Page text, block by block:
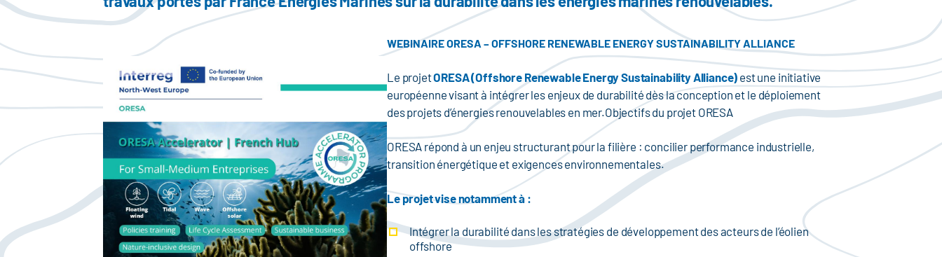
WEBINAIRE ORESA – OFFSHORE RENEWABLE ENERGY SUSTAINABILITY ALLIANCE
Le projetORESA (Offshore Renewable Energy Sustainability Alliance) est une initiative
européenne visant à intégrer les enjeux de durabilité dès la conception et le déploiement
des projets d’énergies renouvelables en mer.Objectifs du projet ORESA
ORESA répond à un enjeu structurant pour la filière : concilier performance industrielle,
transition énergétique et exigences environnementales.
Le projet vise notamment à :
Intégrer la durabilité dans les stratégies de développement des acteurs de l’éolien
offshore